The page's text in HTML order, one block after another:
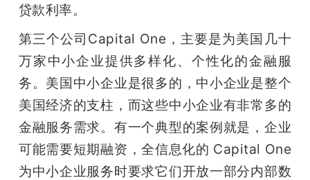
贷款利率。
第三个公司Capital One，主要是为美国几十
万家中小企业提供多样化、个性化的金融服
务。美国中小企业是很多的，中小企业是整个
美国经济的支柱，而这些中小企业有非常多的
金融服务需求。有一个典型的案例就是，企业
可能需要短期融资，全信息化的 Capital One
为中小企业服务时要求它们开放一部分内部数